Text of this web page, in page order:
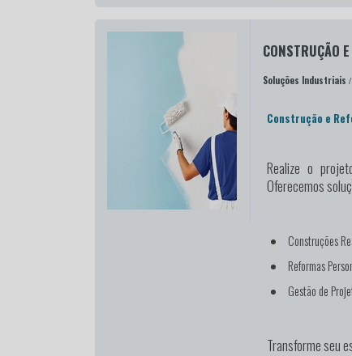
CONSTRUÇÃO
Soluções Industriais
Construção e
Realize o
Oferecemos
Construções
Reformas
Gestão de
Transforme seu